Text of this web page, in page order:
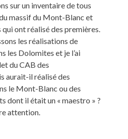
sur un inventaire de tous
massif du Mont-Blanc et
ont réalisé des premières.
les réalisations de
les Dolomites et je l’ai
du CAB des
aurait-il réalisé des
le Mont-Blanc ou des
dont il était un « maestro » ?
attention.